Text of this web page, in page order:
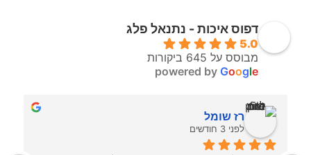
דפוס איכות - נתנאל פלג
5.0
מבוסס על 645 ביקורות
powered by Google
רז שומל
לפני 3 חודשים